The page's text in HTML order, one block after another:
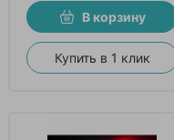
В корзину
Купить в 1 клик